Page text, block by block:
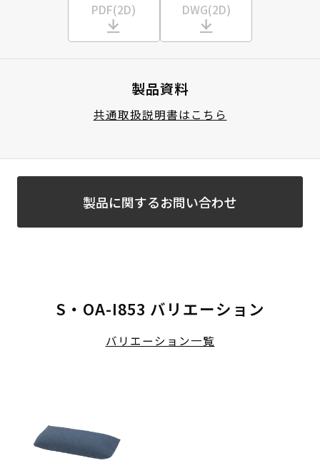
PDF(2D) DWG(2D)
製品資料
共通取扱説明書はこちら
製品に関するお問い合わせ
S・OA-I853 バリエーション
バリエーション一覧